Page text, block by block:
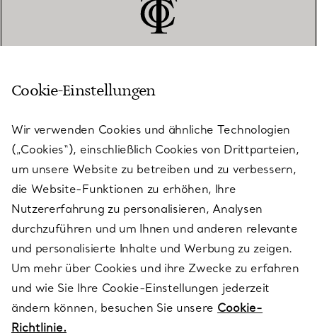
KUNDENSERVICE
SERVICES
ÜBER TIFFANY & CO.
RECHTLICHE HINWEISE
FOLGEN SIE UNS
Cookie-Einstellungen
Wir verwenden Cookies und ähnliche Technologien
(„Cookies“), einschließlich Cookies von Drittparteien,
um unsere Website zu betreiben und zu verbessern,
die Website-Funktionen zu erhöhen, Ihre
Nutzererfahrung zu personalisieren, Analysen
durchzuführen und um Ihnen und anderen relevante
und personalisierte Inhalte und Werbung zu zeigen.
Um mehr über Cookies und ihre Zwecke zu erfahren
und wie Sie Ihre Cookie-Einstellungen jederzeit
ändern können, besuchen Sie unsere Cookie-
Richtlinie.